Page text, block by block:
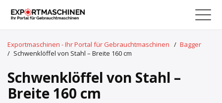
Exportmaschinen - Ihr Portal für Gebrauchtmaschinen / Bagger
/ Schwenklöffel von Stahl – Breite 160 cm
Schwenklöffel von Stahl –
Breite 160 cm